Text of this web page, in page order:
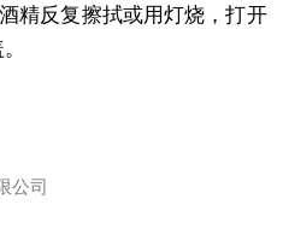
精反复擦拭或用灯烧，打开
公司